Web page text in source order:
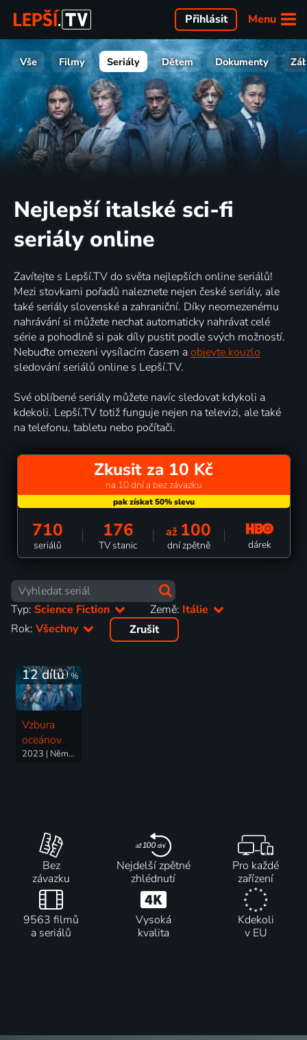
Menu
Přihlásit
Vše Filmy Seriály Dětem Dokumenty
Nejlepší italské sci-fi
seriály online
Zavítejte s Lepší.TV do světa nejlepších online seriálů!
Mezi stovkami pořadů naleznete nejen české seriály, ale
také seriály slovenské a zahraniční. Díky neomezenému
nahrávání si můžete nechat automaticky nahrávat celé
série a pohodlně si pak díly pustit podle svých možností.
Nebuďte omezeni vysílacím časem a objevte kouzlo
sledování seriálů online s Lepší.TV.
Své oblíbené seriály můžete navíc sledovat kdykoli a
kdekoli. Lepší.TV totiž funguje nejen na televizi, ale také
na telefonu, tabletu nebo počítači.
Zkusit za 10 Kč
na 10 dní a bez závazku
710
seriálů
176
TV stanic
až 100
dní zpětně dárek
Typ: Science Fiction Země: Itálie
Rok: Všechny Zrušit
59%
12 dílů
Vzbura
oceánov
2023 | Německo, Rakousko, Belgie, Itálie, Švýcarsko, Francie, Japonsko | Thriller, Drama, Mysteriózní, Science Fiction
Bez
závazku
Nejdelší zpětné
zhlédnutí
Pro každé
zařízení
9563 filmů
a seriálů
Vysoká
kvalita
Kdekoli
v EU